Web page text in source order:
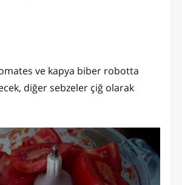
ve kapya biber robotta
diğer sebzeler çiğ olarak